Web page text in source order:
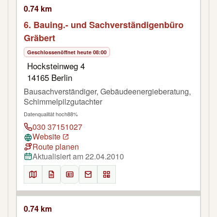
0.74 km
6. Bauing.- und Sachverständigenbüro
Gräbert
Geschlossenöffnet heute 08:00
Hocksteinweg 4
14165 Berlin
Bausachverständiger, Gebäudeenergieberatung,
Schimmelpilzgutachter
Datenqualität hoch88%
030 37151027
Website
Route planen
Aktualisiert am 22.04.2010
0.74 km